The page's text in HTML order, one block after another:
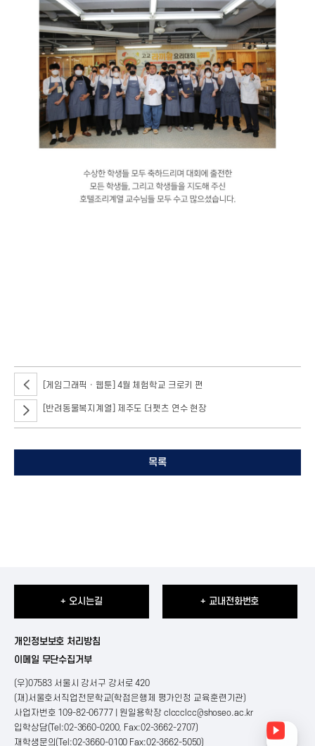
[게임그래픽ㆍ웹툰] 4월 체험학교 크로키 편
[반려동물복지계열] 제주도 더펫츠 연수 현장
목록
+ 오시는길 + 교내전화번호
개인정보보호 처리방침
이메일 무단수집거부
(우)07583 서울시 강서구 강서로 420
(재)서울호서직업전문학교(학점은행제 평가인정 교육훈련기관)
사업자번호 109-82-06777 | 원일용학장 clccclcc@shoseo.ac.kr
입학상담(Tel:02-3660-0200, Fax:02-3662-2707)
재학생문의(Tel:02-3660-0100 Fax:02-3662-5050)